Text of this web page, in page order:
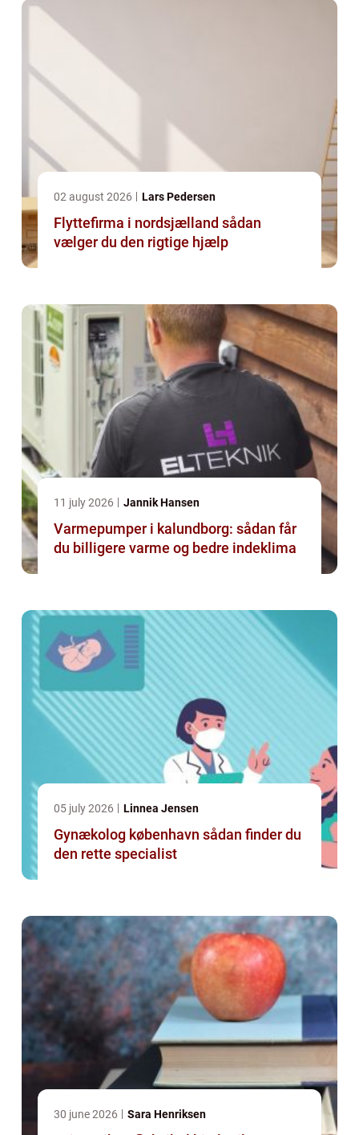
02 august 2026 Lars Pedersen
Flyttefirma i nordsjælland sådan
vælger du den rigtige hjælp
11 july 2026 Jannik Hansen
Varmepumper i kalundborg: sådan får
du billigere varme og bedre indeklima
05 july 2026 Linnea Jensen
Gynækolog københavn sådan finder du
den rette specialist
30 june 2026 Sara Henriksen